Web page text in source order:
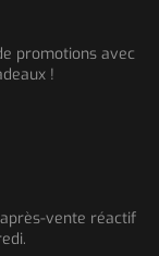
promotions avec
!
vente réactif